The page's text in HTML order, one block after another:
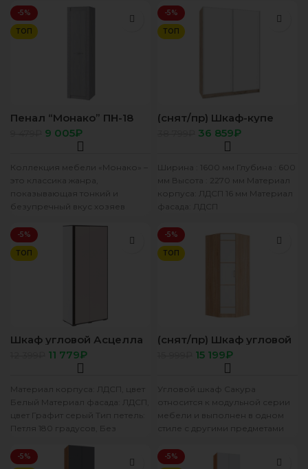
-5%
ТОП
Пенал “Монако” ПН-18
ясень белый /F12
9 005₽
Коллекция мебели «Монако» –
это классика жанра,
показывающая тонкий и
безупречный вкус хозяев
максимальная простота
мебели очень
-5%
ТОП
(снят/пр) Шкаф-купе
Браун 1600 (Б66+Б16)
серый дуб/белый
36 859₽
Ширина : 1600 мм Глубина : 600
мм Высота : 2270 мм Материал
корпуса: ЛДСП 16 мм Материал
фасада: ЛДСП
-5%
ТОП
Шкаф угловой Асцелла
белый/графит серый
11 779₽
Материал корпуса: ЛДСП, цвет
Белый Материал фасада: ЛДСП,
цвет Графит серый Тип петель:
Петля 180 градусов, Без
-5%
ТОП
(снят/пр) Шкаф угловой
“Сакура” дуб сонома/
15 199₽
Угловой шкаф Сакура
относится к модульной серии
мебели и выполнен в одном
стиле с другими предметами
разместить
-5% -5%